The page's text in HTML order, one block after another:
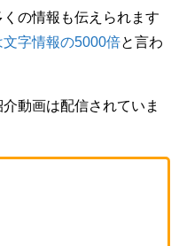
の情報も伝えられます
字情報の5000倍と言わ
動画は配信されていま